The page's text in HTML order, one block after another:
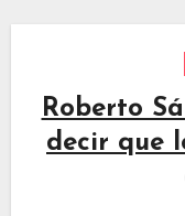
Roberto
decir que